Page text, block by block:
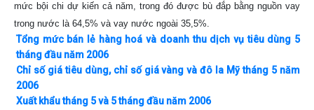
mức bội chi dự kiến cả năm, trong đó được bù đắp bằng nguồn vay
trong nước là 64,5% và vay nước ngoài 35,5%.
Tổng mức bán lẻ hàng hoá và doanh thu dịch vụ tiêu dùng 5
tháng đầu năm 2006
Chỉ số giá tiêu dùng, chỉ số giá vàng và đô la Mỹ tháng 5 năm
2006
Xuất khẩu tháng 5 và 5 tháng đầu năm 2006